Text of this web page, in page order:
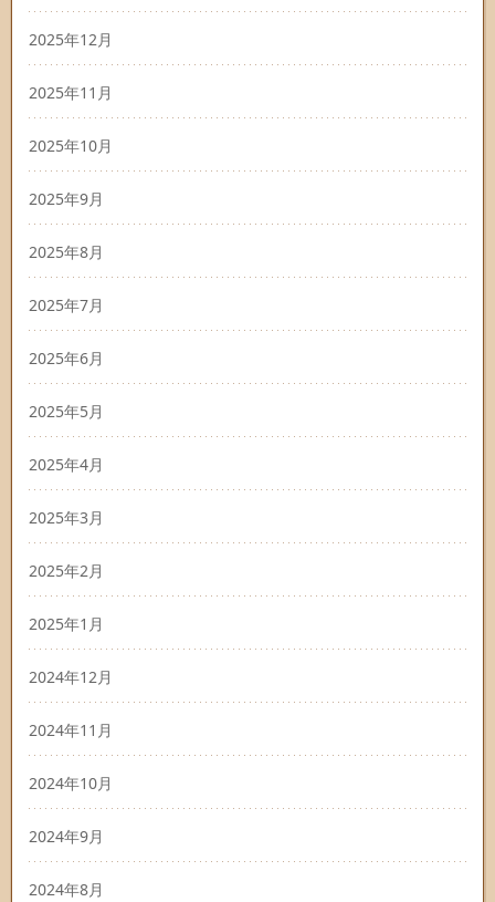
2025年12月
2025年11月
2025年10月
2025年9月
2025年8月
2025年7月
2025年6月
2025年5月
2025年4月
2025年3月
2025年2月
2025年1月
2024年12月
2024年11月
2024年10月
2024年9月
2024年8月